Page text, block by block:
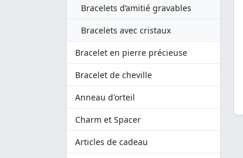
Bracelets d’amitié gravables
Bracelets avec cristaux
Bracelet en pierre précieuse
Bracelet de cheville
Anneau d'orteil
Charm et Spacer
Articles de cadeau